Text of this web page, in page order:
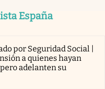
España
por Seguridad Social |
a quienes hayan
adelanten su